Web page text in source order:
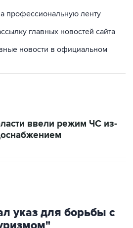
профессиональную ленту
главных новостей сайта
новости в официальном
ввели режим ЧС из-
указ для борьбы с